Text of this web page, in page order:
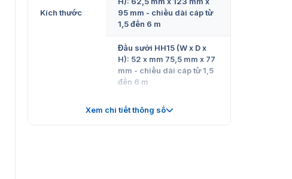
Kích thước
95 mm - chiều dài cáp từ
1,5 đến 6 m
Đầu sưởi HH15 (W x D x
H): 52 x mm 75,5 mm x 77
mm - chiều dài cáp từ 1,5
đến 6 m
Máy phát điện: 10 kg
Xem chi tiết thông số